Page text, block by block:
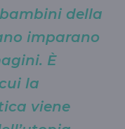
della
imparano
È
la
viene